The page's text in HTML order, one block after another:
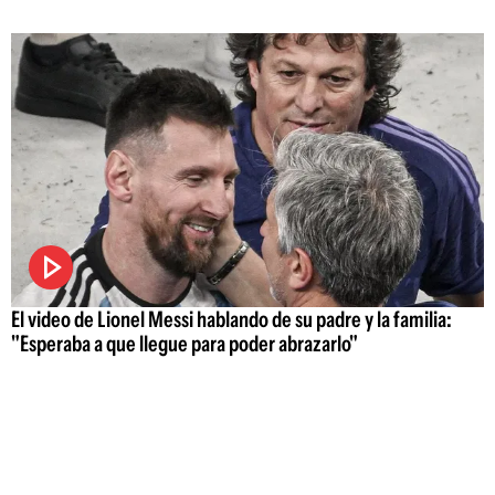
El video de Lionel Messi hablando de su padre y la familia:
"Esperaba a que llegue para poder abrazarlo"